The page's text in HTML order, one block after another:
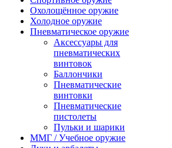
Охолощённое оружие
Холодное оружие
Пневматическое оружие
Аксессуары для
пневматических
винтовок
Баллончики
Пневматические
винтовки
Пневматические
пистолеты
Пульки и шарики
ММГ / Учебное оружие